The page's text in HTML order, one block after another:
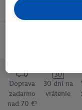
Doprava
zadarmo
nad 70 €¹
30 dní na
vrátenie
personalizovanú
ste účastníkom
aj údaje z vášho
následne si vytvoríte
tiež vytvoriť
ktorú tam uvediete,
prevádzkovaných